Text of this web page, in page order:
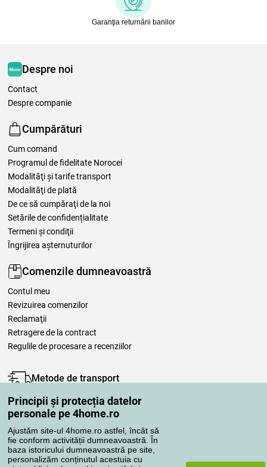
Principii și protecția datelor
personale pe 4home.ro
Ajustăm site-ul 4home.ro astfel, încât să
fie conform activității dumneavoastră. În
baza istoricului dumneavoastră pe site,
personalizăm conținutul acestuia cu
Garanţia returnării banilor
Despre noi
Contact
Despre companie
Cumpărături
Cum comand
Programul de fidelitate Norocei
Modalităţi şi tarife transport
Modalităţi de plată
De ce să cumpăraţi de la noi
Setările de confidențialitate
Termeni şi condiţii
Îngrijirea așternuturilor
Comenzile dumneavoastră
Contul meu
Revizuirea comenzilor
Reclamaţii
Retragere de la contract
Regulile de procesare a recenziilor
Metode de transport
Metode de plată
Magazin de încredere